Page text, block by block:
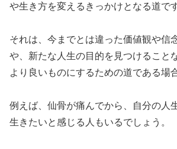
や生き方を変えるきっかけとなる道です
それは、今までとは違った価値観や信
や、新たな人生の目的を見つけること
より良いものにするための道である場
例えば、仙骨が痛んでから、自分の人
生きたいと感じる人もいるでしょう。